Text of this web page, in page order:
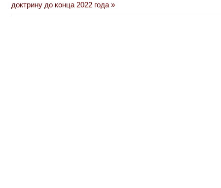
записям
Post:
доктрину до конца 2022 года